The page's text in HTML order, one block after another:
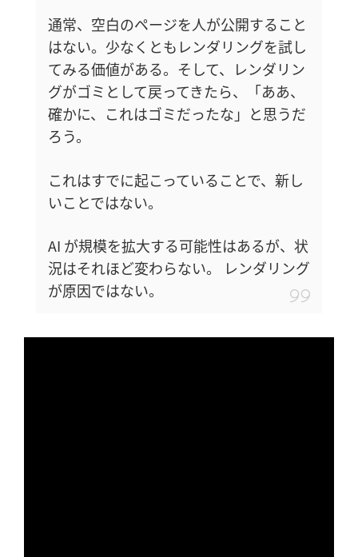
通常、空白のページを人が公開すること
はない。少なくともレンダリングを試し
てみる価値がある。そして、レンダリン
グがゴミとして戻ってきたら、「ああ、
確かに、これはゴミだったな」と思うだ
ろう。
これはすでに起こっていることで、新し
いことではない。
AI が規模を拡大する可能性はあるが、状
況はそれほど変わらない。 レンダリング
が原因ではない。